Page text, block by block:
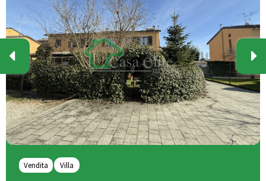
Vendita Villa